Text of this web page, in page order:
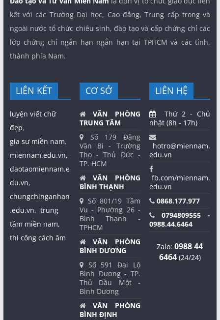
kết với các Trường Đại học, Cao đẳng, Trung cấp trong và
ngoài nước tổ chức chiêu sinh, đào tạo và cấp chứng chỉ các
lớp chứng chỉ ngắn hạn ngắn hạn tại TPHCM và các tỉnh,
thành phía Nam.
LIÊN KẾT
luyện viết chữ
đẹp,
gia sư miền nam,
miennam.edu.vn,
daotaomiennam.e
du.vn,
chungchinganhan
.edu.vn, trung
tâm miền nam,
thi công cách âm
CƠ SỞ
VĂN PHÒNG
TRUNG TÂM
Số 179 Đặng
Văn Bi - Trường
Thọ - Thủ Đức -
TP. HCM
VĂN PHÒNG
BÌNH THẠNH
Số 801/19 Tầm
Vu - Phường 26 -
Bình Thạnh -
TPHCM
VĂN PHÒNG
BÌNH DƯƠNG
Số 591 Đại Lộ
Bình Dương - TP.
Thủ Dầu Một -
Bình Dương
VĂN PHÒNG
BÌNH ĐỊNH
LIÊN HỆ
Thứ 2 - Chủ
nhật (8h - 17h)
hotro@miennam.
edu.vn
fb.com/miennam.
edu.vn
0868.177.977
0794809555 -
0988.44.6464
Zalo:0988 44
6464(24/24)